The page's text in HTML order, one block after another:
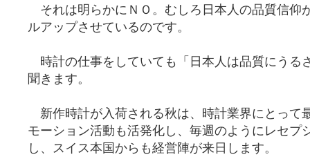
それは明らかにＮＯ。むしろ日本人の品質信仰
ルアップさせているのです。
時計の仕事をしていても「日本人は品質にうる
聞きます。
新作時計が入荷される秋は、時計業界にとって
モーション活動も活発化し、毎週のようにレセプ
し、スイス本国からも経営陣が来日します。